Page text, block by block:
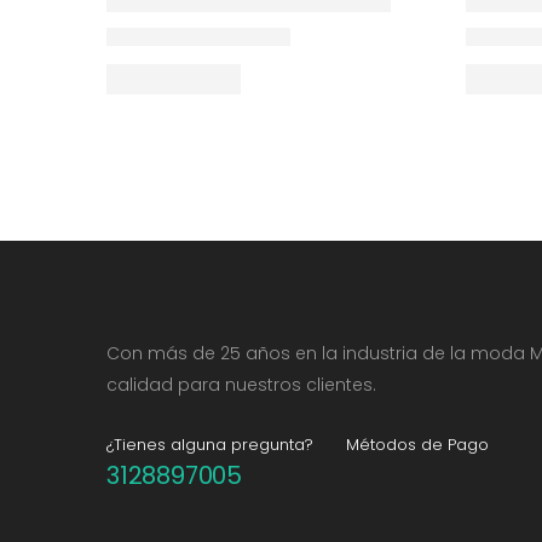
Con más de 25 años en la industria de la moda
calidad para nuestros clientes.
¿Tienes alguna pregunta?
3128897005
Métodos de Pago